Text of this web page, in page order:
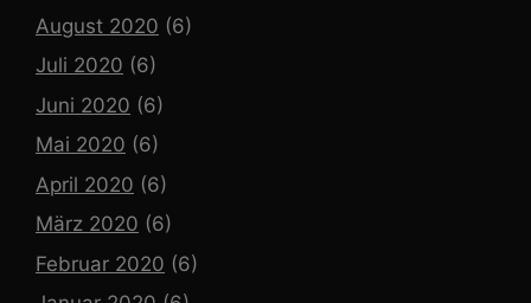
August 2020 (6)
Juli 2020 (6)
Juni 2020 (6)
Mai 2020 (6)
April 2020 (6)
März 2020 (6)
Februar 2020 (6)